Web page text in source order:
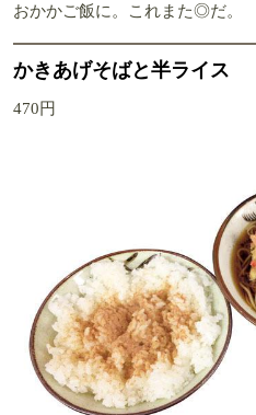
おかかご飯に。これまた◎だ。
かきあげそばと半ライス
470円